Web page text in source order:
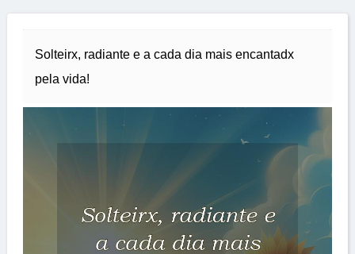
Solteirx, radiante e a cada dia mais encantadx
pela vida!